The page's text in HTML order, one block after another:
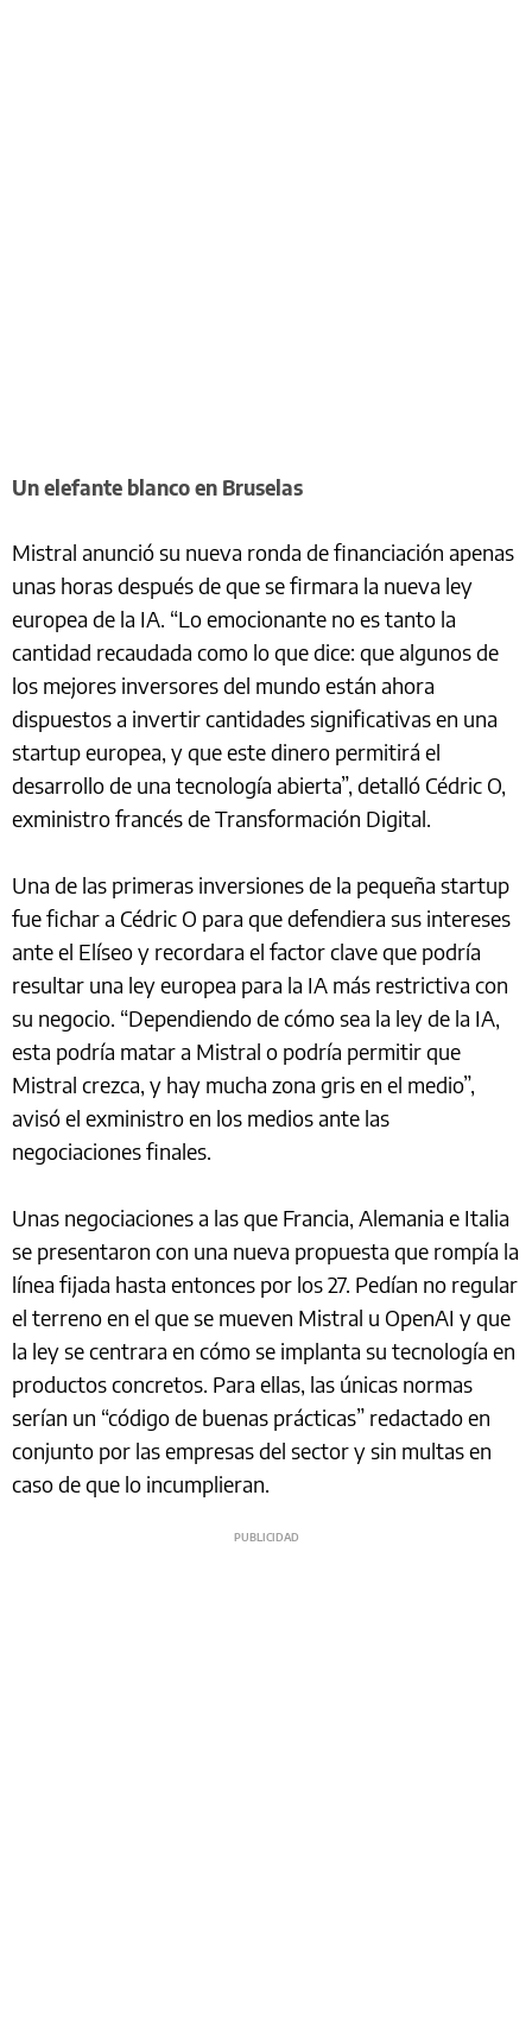
Un elefante blanco en Bruselas
Mistral anunció su nueva ronda de financiación apenas
unas horas después de que se firmara la nueva ley
europea de la IA. “Lo emocionante no es tanto la
cantidad recaudada como lo que dice: que algunos de
los mejores inversores del mundo están ahora
dispuestos a invertir cantidades significativas en una
startup europea, y que este dinero permitirá el
desarrollo de una tecnología abierta”, detalló Cédric O,
exministro francés de Transformación Digital.
Una de las primeras inversiones de la pequeña startup
fue fichar a Cédric O para que defendiera sus intereses
ante el Elíseo y recordara el factor clave que podría
resultar una ley europea para la IA más restrictiva con
su negocio. “Dependiendo de cómo sea la ley de la IA,
esta podría matar a Mistral o podría permitir que
Mistral crezca, y hay mucha zona gris en el medio”,
avisó el exministro en los medios ante las
negociaciones finales.
Unas negociaciones a las que Francia, Alemania e Italia
se presentaron con una nueva propuesta que rompía la
línea fijada hasta entonces por los 27. Pedían no regular
el terreno en el que se mueven Mistral u OpenAI y que
la ley se centrara en cómo se implanta su tecnología en
productos concretos. Para ellas, las únicas normas
serían un “código de buenas prácticas” redactado en
conjunto por las empresas del sector y sin multas en
caso de que lo incumplieran.